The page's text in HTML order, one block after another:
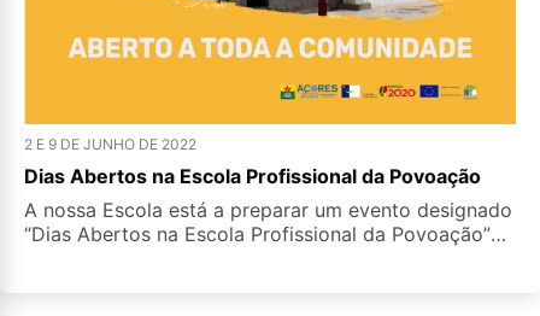
2 E 9 DE JUNHO DE 2022
Dias Abertos na Escola Profissional da Povoação
A nossa Escola está a preparar um evento designado
“Dias Abertos na Escola Profissional da Povoação”